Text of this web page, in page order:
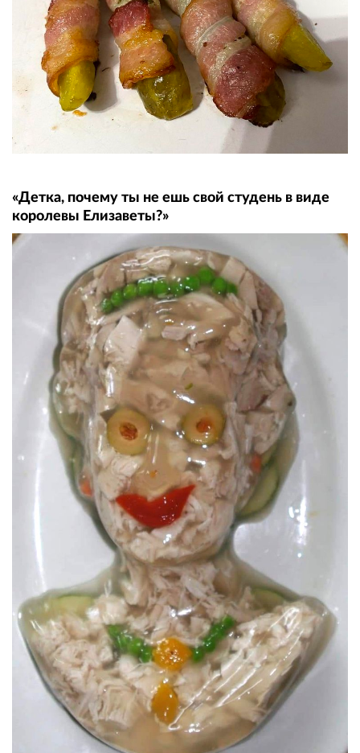
«Детка, почему ты не ешь свой студень в виде
королевы Елизаветы?»